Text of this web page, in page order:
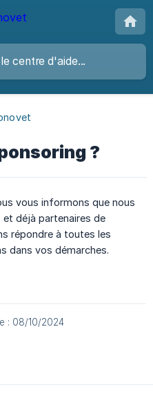
?
vous informons que nous
déjà partenaires de
répondre à toutes les
dans vos démarches.
: 08/10/2024